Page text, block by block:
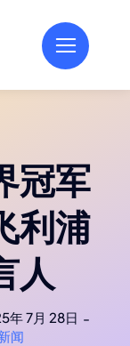
冠军
利浦
人
7月 28日 -
闻